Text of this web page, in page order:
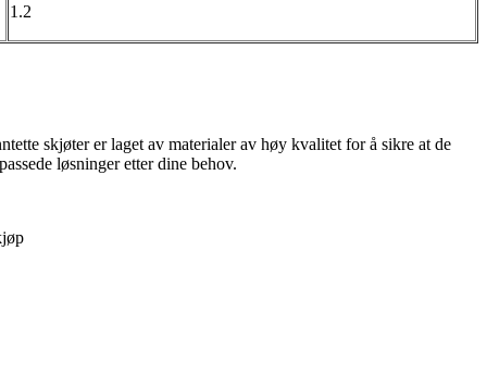
1.2
skjøter er laget av materialer av høy kvalitet for å sikre at de
løsninger etter dine behov.